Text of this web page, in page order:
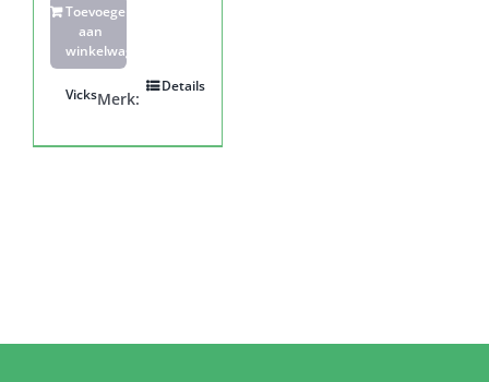
Toevoegen
aan
winkelwagen
Details
Merk:
Vicks